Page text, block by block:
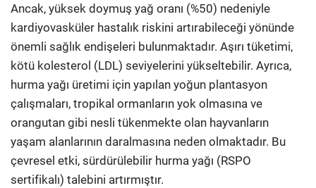
Ancak, yüksek doymuş yağ oranı (%50) nedeniyle
kardiyovasküler hastalık riskini artırabileceği yönünde
önemli sağlık endişeleri bulunmaktadır. Aşırı tüketimi,
kötü kolesterol (LDL) seviyelerini yükseltebilir. Ayrıca,
hurma yağı üretimi için yapılan yoğun plantasyon
çalışmaları, tropikal ormanların yok olmasına ve
orangutan gibi nesli tükenmekte olan hayvanların
yaşam alanlarının daralmasına neden olmaktadır. Bu
çevresel etki, sürdürülebilir hurma yağı (RSPO
sertifikalı) talebini artırmıştır.